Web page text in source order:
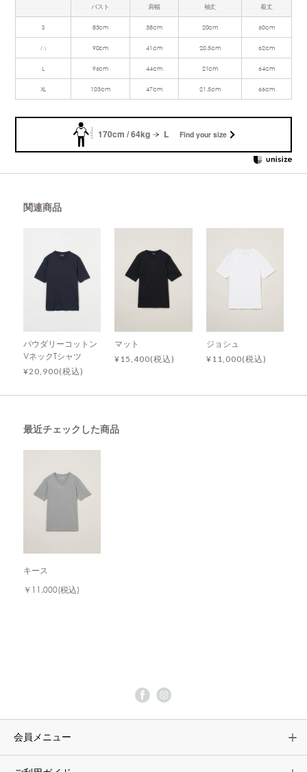
バスト 肩幅 袖丈 着丈
S 83cm 38cm 20cm 60cm
M 90cm 41cm 20.5cm 62cm
L 96cm 44cm 21cm 64cm
XL 103cm 47cm 21.5cm 66cm
170cm / 64kg L Find your size
関連商品
パウダリーコットン
VネックTシャツ
¥20,900(税込)
マット
¥15,400(税込)
ジョシュ
¥11,000(税込)
最近チェックした商品
キース
￥11,000(税込)
会員メニュー